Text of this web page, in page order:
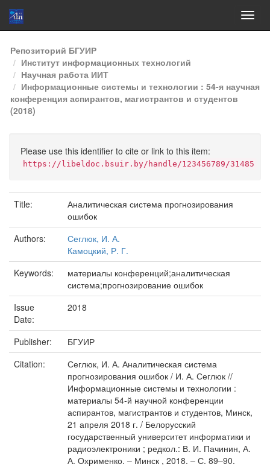
Skip
navigation
Репозиторий БГУИР
Институт информационных технологий
Научная работа ИИТ
Информационные системы и технологии : 54-я научная
конференция аспирантов, магистрантов и студентов
(2018)
Please use this identifier to cite or link to this item:
https://libeldoc.bsuir.by/handle/123456789/31485
Title:
Аналитическая система прогнозирования
ошибок
Authors:
Сеглюк, И. А.
Камоцкий, Р. Г.
Keywords:
материалы конференций;аналитическая
система;прогнозирование ошибок
Issue
Date:
2018
Publisher:
БГУИР
Citation:
Сеглюк, И. А. Аналитическая система
прогнозирования ошибок / И. А. Сеглюк //
Информационные системы и технологии :
материалы 54-й научной конференции
аспирантов, магистрантов и студентов, Минск,
21 апреля 2018 г. / Белорусский
государственный университет информатики и
радиоэлектроники ; редкол.: В. И. Пачинин, А.
А. Охрименко. – Минск , 2018. – С. 89–90.